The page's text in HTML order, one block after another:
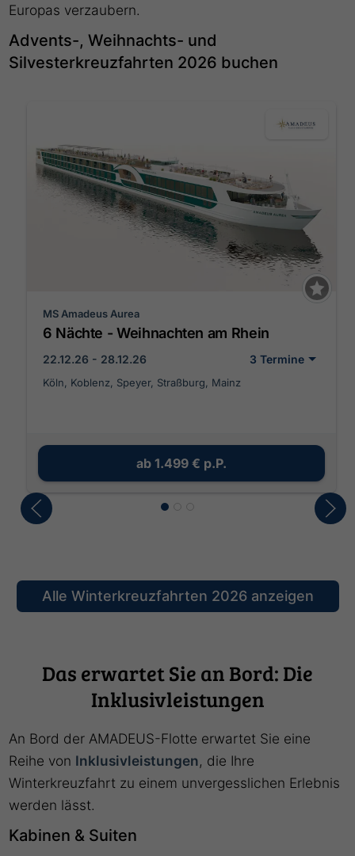
Europas verzaubern.
Advents-, Weihnachts- und
Silvesterkreuzfahrten 2026 buchen
MS Amadeus Aurea
6 Nächte - Weihnachten am Rhein
22.12.26 - 28.12.26 3 Termine
Köln, Koblenz, Speyer, Straßburg, Mainz
ab 1.499 € p.P.
Alle Winterkreuzfahrten 2026 anzeigen
Das erwartet Sie an Bord: Die
Inklusivleistungen
An Bord der AMADEUS-Flotte erwartet Sie eine
Reihe von Inklusivleistungen, die Ihre
Winterkreuzfahrt zu einem unvergesslichen Erlebnis
werden lässt.
Kabinen & Suiten